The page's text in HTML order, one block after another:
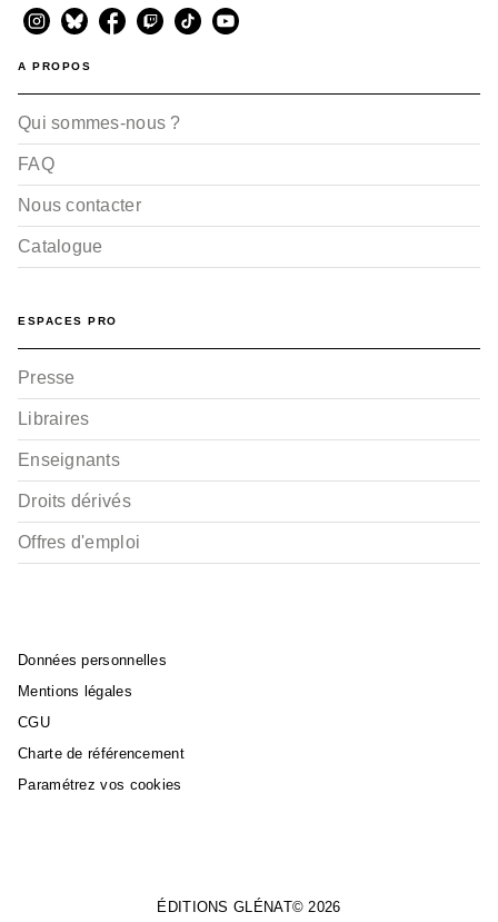
A PROPOS
Qui sommes-nous ?
FAQ
Nous contacter
Catalogue
ESPACES PRO
Presse
Libraires
Enseignants
Droits dérivés
Offres d'emploi
Données personnelles
Mentions légales
CGU
Charte de référencement
Paramétrez vos cookies
ÉDITIONS GLÉNAT© 2026